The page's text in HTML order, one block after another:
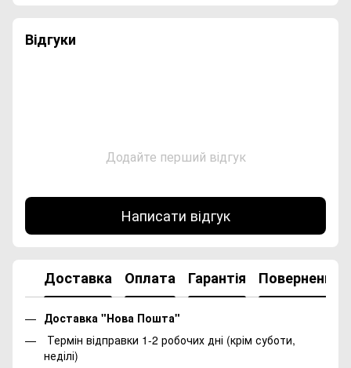
Відгуки
Додайте перший відгук
Написати відгук
Доставка Оплата Гарантія Повернення
Доставка "Нова Пошта"
Термін відправки 1-2 робочих дні (крім суботи,
неділі)